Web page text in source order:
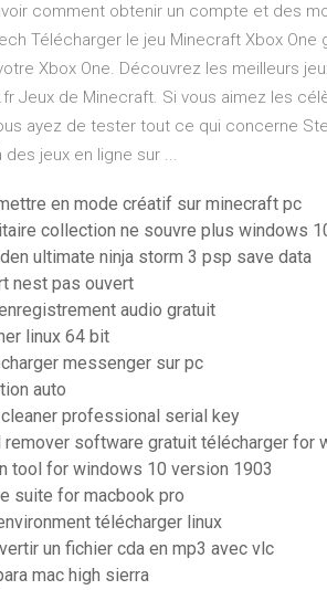
comment obtenir un compte et des
Télécharger le jeu Minecraft Xbox
Xbox One. Découvrez les meilleurs
Jeux de Minecraft. Si vous aimez les
ayez de tester tout ce qui concerne
jeux en ligne sur ...
en mode créatif sur minecraft pc
collection ne souvre plus windows
ultimate ninja storm 3 psp save data
nest pas ouvert
audio gratuit
linux 64 bit
messenger sur pc
auto
professional serial key
remover software gratuit télécharger for
tool for windows 10 version 1903
suite for macbook pro
télécharger linux
un fichier cda en mp3 avec vlc
mac high sierra